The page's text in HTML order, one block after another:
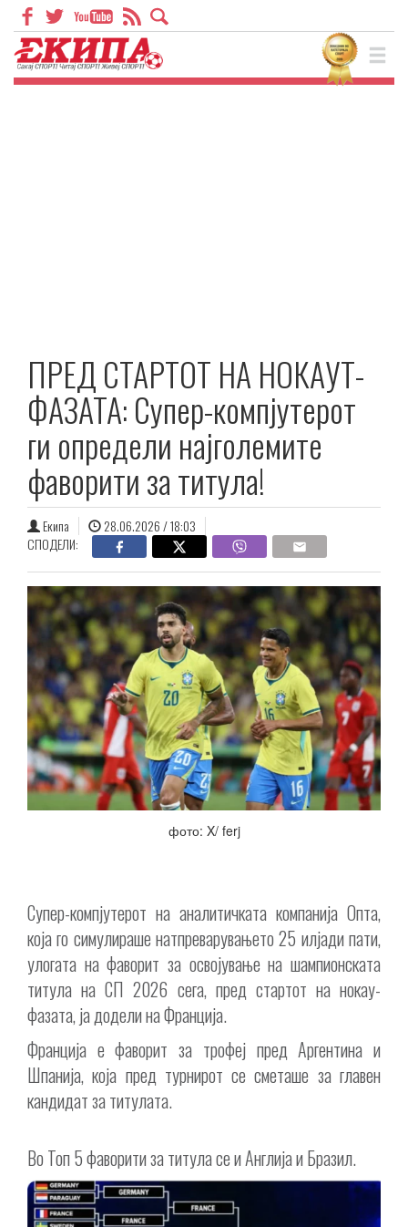
ПРЕД СТАРТОТ НА НОКАУТ-
ФАЗАТА: Супер-компјутерот
ги определи најголемите
фаворити за титула!
Екипа
28.06.2026 / 18:03
СПОДЕЛИ:
фото: X/ ferj
Супер-компјутерот на аналитичката компанија Опта,
која го симулираше натпреварувањето 25 илјади пати,
улогата на фаворит за освојување на шампионската
титула на СП 2026 сега, пред стартот на нокау-
фазата, ја додели на Франција.
Франција е фаворит за трофеј пред Аргентина и
Шпанија, која пред турнирот се сметаше за главен
кандидат за титулата.
Во Топ 5 фаворити за титула се и Англија и Бразил.